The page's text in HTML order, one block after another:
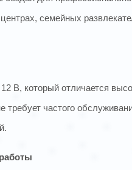
семейных
В, который отличается
требует частого